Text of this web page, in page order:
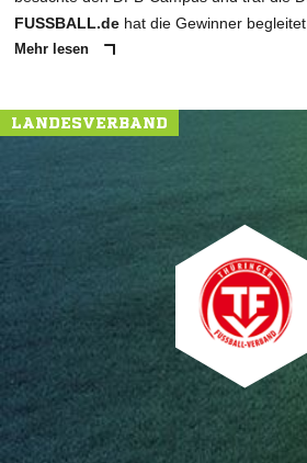
FUSSBALL.de hat die Gewinner begleitet.
Mehr lesen
LANDESVERBAND